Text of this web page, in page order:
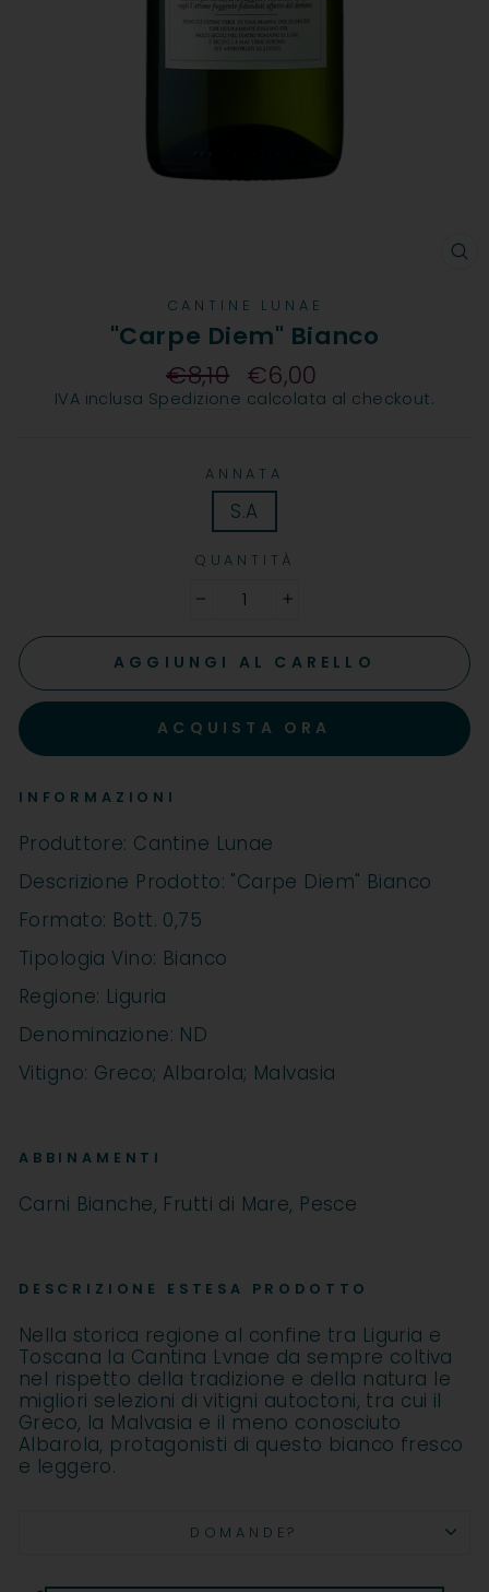
CANTINE LUNAE
"Carpe Diem" Bianco
Prezzo
€8,10 €6,00
IVA inclusa Spedizione calcolata al checkout.
ANNATA
S.A
QUANTITÀ
AGGIUNGI AL CARELLO
ACQUISTA ORA
INFORMAZIONI
Produttore: Cantine Lunae
Descrizione Prodotto: "Carpe Diem" Bianco
Formato: Bott. 0,75
Tipologia Vino: Bianco
Regione: Liguria
Denominazione: ND
Vitigno: Greco; Albarola; Malvasia
ABBINAMENTI
Carni Bianche, Frutti di Mare, Pesce
DESCRIZIONE ESTESA PRODOTTO
Nella storica regione al confine tra Liguria e
Toscana la Cantina Lvnae da sempre coltiva
nel rispetto della tradizione e della natura le
migliori selezioni di vitigni autoctoni, tra cui il
Greco, la Malvasia e il meno conosciuto
Albarola, protagonisti di questo bianco fresco
e leggero.
DOMANDE?